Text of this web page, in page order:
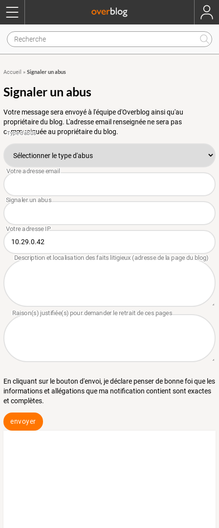
Accueil » Signaler un abus
Signaler un abus
Votre message sera envoyé à l'équipe d'Overblog ainsi qu'au
propriétaire du blog. L'adresse email renseignée ne sera pas
communiquée au propriétaire du blog.
En cliquant sur le bouton d'envoi, je déclare penser de bonne foi que les
informations et allégations que ma notification contient sont exactes
et complètes.
envoyer